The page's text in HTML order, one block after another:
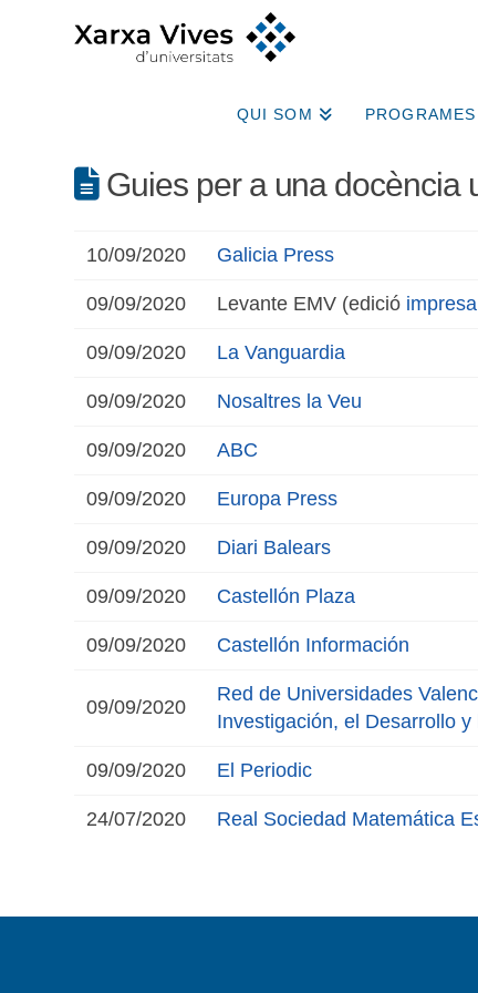
QUI SOM PROGRAMES
Guies per a una docència
10/09/2020 Galicia Press
09/09/2020 Levante EMV (edició impresa
09/09/2020 La Vanguardia
09/09/2020 Nosaltres la Veu
09/09/2020 ABC
09/09/2020 Europa Press
09/09/2020 Diari Balears
09/09/2020 Castellón Plaza
09/09/2020 Castellón Información
09/09/2020
Red de Universidades
Investigación, el Desarrollo y
09/09/2020 El Periodic
24/07/2020 Real Sociedad Matemática